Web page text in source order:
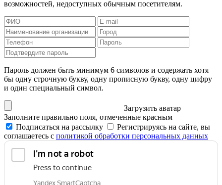
возможностей, недоступных обычным посетителям.
Пароль должен быть минимум 6 символов и содержать хотя
бы одну строчную букву, одну прописную букву, одну цифру
и один специальный символ.
Загрузить аватар
Заполните правильно поля, отмеченные красным
Подписаться на рассылку
Регистрируясь на сайте, вы
соглашаетесь с политикой обработки персональных данных